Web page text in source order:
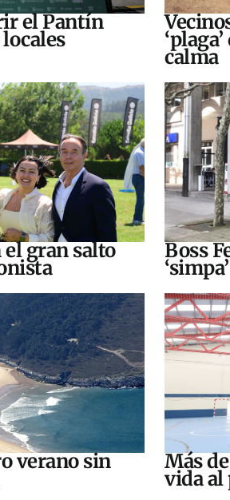
el Pantín
calma
gran salto Boss
verano sin Más
vida al